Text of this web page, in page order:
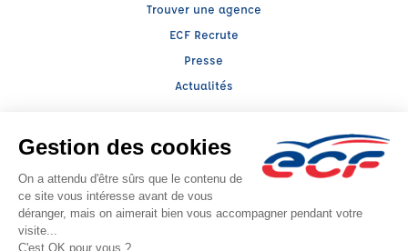
Trouver une agence
ECF Recrute
Presse
Actualités
Facebook (nouvelle fenêtre)
Instagram (nouvelle fenêtre)
LinkedIn (nouvelle fenêtre)
YouTube (nouvelle fenêtre)
TikTok (nouvelle
Raison sociale : pro conduite - Capital social: 0€
SIREN: 811944693 - Numéro de TVA intracommunautaire:
Agrément n°